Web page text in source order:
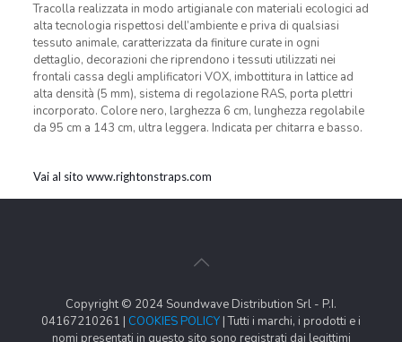
Tracolla realizzata in modo artigianale con materiali ecologici ad
alta tecnologia rispettosi dell’ambiente e priva di qualsiasi
tessuto animale, caratterizzata da finiture curate in ogni
dettaglio, decorazioni che riprendono i tessuti utilizzati nei
frontali cassa degli amplificatori VOX, imbottitura in lattice ad
alta densità (5 mm), sistema di regolazione RAS, porta plettri
incorporato. Colore nero, larghezza 6 cm, lunghezza regolabile
da 95 cm a 143 cm, ultra leggera. Indicata per chitarra e basso.
Vai al sito www.rightonstraps.com
Copyright © 2024 Soundwave Distribution Srl - P.I.
04167210261 | COOKIES POLICY | Tutti i marchi, i prodotti e i
nomi presentati in questo sito sono registrati dai legittimi